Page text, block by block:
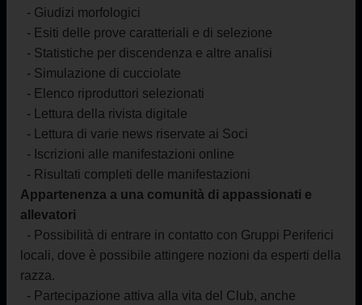
- Giudizi morfologici
- Esiti delle prove caratteriali e di selezione
- Statistiche per discendenza e altre analisi
- Simulazione di cucciolate
- Elenco riproduttori selezionati
- Lettura della rivista digitale
- Lettura di varie news riservate ai Soci
- Iscrizioni alle manifestazioni online
- Risultati completi delle manifestazioni
Appartenenza a una comunità di appassionati e
allevatori
- Possibilità di entrare in contatto con Gruppi Periferici
locali, dove è possibile attingere nozioni da esperti della
razza.
- Partecipazione attiva alla vita del Club, anche